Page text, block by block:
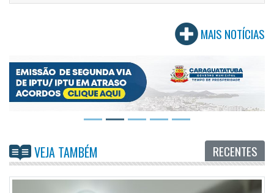
MAIS NOTÍCIAS
VEJA TAMBÉM RECENTES